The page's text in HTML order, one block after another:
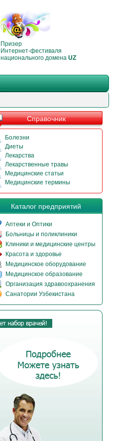
Призер
Интернет-фестиваля
национального домена UZ
Справочник
Болезни
Диеты
Лекарства
Лекарственные травы
Медицинские статьи
Медицинские термины
Каталог предприятий
Аптеки и Оптики
Больницы и поликлиники
Клиники и медицинские центры
Красота и здоровье
Медицинское оборудование
Медицинское образование
Организация здравоохранения
Санатории Узбекистана